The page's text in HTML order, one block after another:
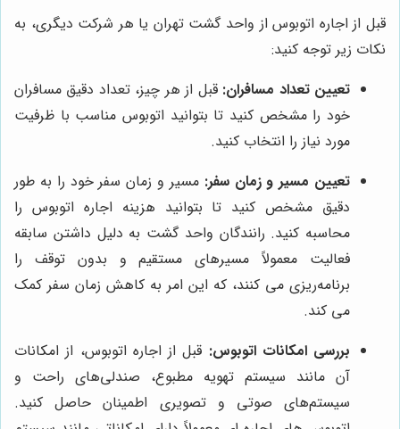
قبل از اجاره اتوبوس از واحد گشت تهران یا هر شرکت دیگری، به
نکات زیر توجه کنید:
تعیین تعداد مسافران: قبل از هر چیز، تعداد دقیق مسافران
خود را مشخص کنید تا بتوانید اتوبوس مناسب با ظرفیت
مورد نیاز را انتخاب کنید.
تعیین مسیر و زمان سفر: مسیر و زمان سفر خود را به طور
دقیق مشخص کنید تا بتوانید هزینه اجاره اتوبوس را
محاسبه کنید. رانندگان واحد گشت به دلیل داشتن سابقه
فعالیت معمولاً مسیرهای مستقیم و بدون توقف را
برنامه‌ریزی می کنند، که این امر به کاهش زمان سفر کمک
می کند.
بررسی امکانات اتوبوس: قبل از اجاره اتوبوس، از امکانات
آن مانند سیستم تهویه مطبوع، صندلی‌های راحت و
سیستم‌های صوتی و تصویری اطمینان حاصل کنید.